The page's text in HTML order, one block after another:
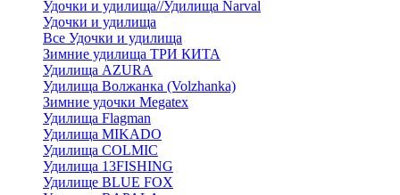
Удочки и удилища//Удилища Narval
Удочки и удилища
Все Удочки и удилища
Зимние удилища ТРИ КИТА
Удилища AZURA
Удилища Волжанка (Volzhanka)
Зимние удочки Megatex
Удилища Flagman
Удилища MIKADO
Удилища COLMIC
Удилища 13FISHING
Удилище BLUE FOX